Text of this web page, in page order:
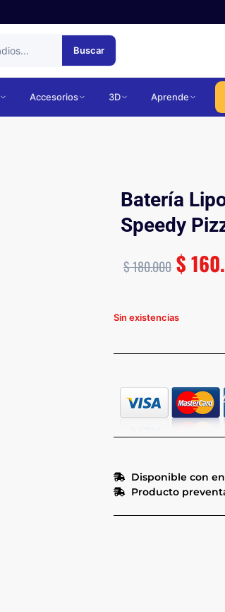
Buscar
Accesorios 3D Aprende
Batería
Speedy
$180.000 $
Sin existencias
Disponible con
Producto